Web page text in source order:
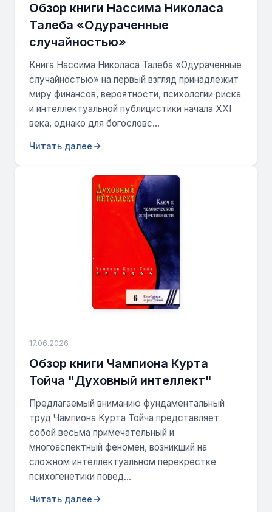
Обзор книги Нассима Николаса
Талеба «Одураченные
случайностью»
Книга Нассима Николаса Талеба «Одураченные
случайностью» на первый взгляд принадлежит
миру финансов, вероятности, психологии риска
и интеллектуальной публицистики начала XXI
века, однако для богословс...
Читать далее
17.06.2026
Обзор книги Чампиона Курта
Тойча "Духовный интеллект"
Предлагаемый вниманию фундаментальный
труд Чампиона Курта Тойча представляет
собой весьма примечательный и
многоаспектный феномен, возникший на
сложном интеллектуальном перекрестке
психогенетики повед...
Читать далее